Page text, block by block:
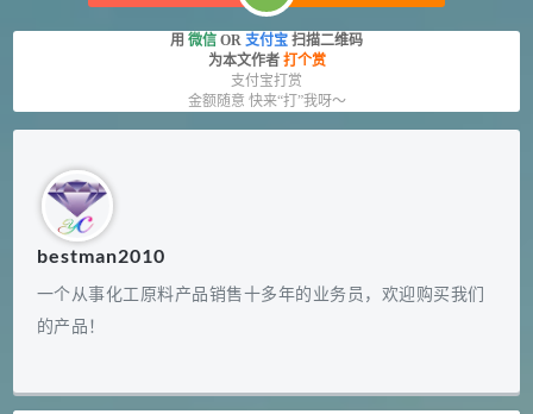
用 微信 OR 支付宝 扫描二维码
为本文作者 打个赏
支付宝打赏
金额随意 快来“打”我呀～
bestman2010
一个从事化工原料产品销售十多年的业务员，欢迎购买我们
的产品！